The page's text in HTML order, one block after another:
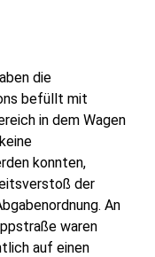
die
befüllt mit
in dem Wagen
konnten,
der
An
waren
auf einen